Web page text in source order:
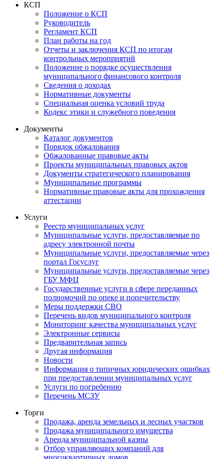
КСП
Положение о КСП
Руководитель
Регламент КСП
План работы на год
Отчеты и заключения КСП по итогам
контрольных мероприятий
Положение о порядке осуществления
муниципального финансового контроля
Сведения о доходах
Нормативные документы
Специальная оценка условий труда
Кодекс этики и служебного поведения
Документы
Каталог документов
Порядок обжалования
Обжалованные правовые акты
Проекты муниципальных правовых актов
Документы стратегического планирования
Муниципальные программы
Нормативные правовые акты для прохождения
аттестации
Услуги
Реестр муниципальных услуг
Муниципальные услуги, предоставляемые по
адресу электронной почты
Муниципальные услуги, предоставляемые через
портал Госуслуг
Муниципальные услуги, предоставляемые через
ГБУ МФЦ
Государственные услуги в сфере переданных
полномочий по опеке и попечительству
Меры поддержки СВО
Перечень видов муниципального контроля
Мониторинг качества муниципальных услуг
Электронные сервисы
Предварительная запись
Другая информация
Новости
Информация о типичных юридических ошибках
при предоставлении муниципальных услуг
Услуги по погребению
Перечень МСЗУ
Торги
Продажа, аренда земельных и лесных участков
Продажа муниципального имущества
Аренда муниципальной казны
Отбор управляющих компаний для